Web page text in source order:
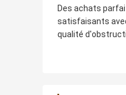
Des achats
satisfaisants
qualité